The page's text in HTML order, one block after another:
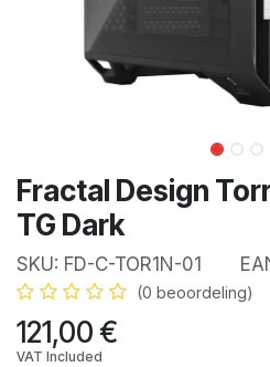
Fractal Design
TG Dark
SKU: FD-C-TOR1N-01
(0 beoordeling)
121,00€
VAT Included